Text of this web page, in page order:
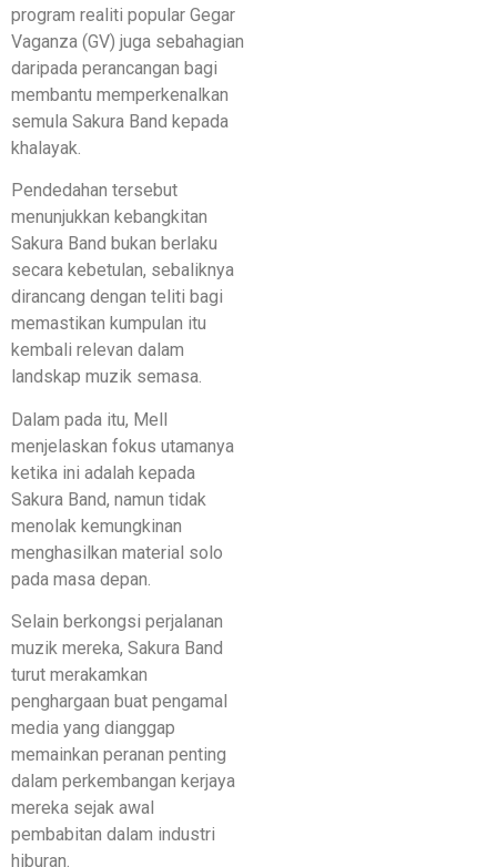
program realiti popular Gegar
Vaganza (GV) juga sebahagian
daripada perancangan bagi
membantu memperkenalkan
semula Sakura Band kepada
khalayak.
Pendedahan tersebut
menunjukkan kebangkitan
Sakura Band bukan berlaku
secara kebetulan, sebaliknya
dirancang dengan teliti bagi
memastikan kumpulan itu
kembali relevan dalam
landskap muzik semasa.
Dalam pada itu, Mell
menjelaskan fokus utamanya
ketika ini adalah kepada
Sakura Band, namun tidak
menolak kemungkinan
menghasilkan material solo
pada masa depan.
Selain berkongsi perjalanan
muzik mereka, Sakura Band
turut merakamkan
penghargaan buat pengamal
media yang dianggap
memainkan peranan penting
dalam perkembangan kerjaya
mereka sejak awal
pembabitan dalam industri
hiburan.